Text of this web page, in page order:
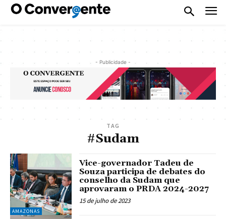
- Publicidade -
TAG
#Sudam
AMAZONAS
Vice-governador Tadeu de
Souza participa de debates do
conselho da Sudam que
aprovaram o PRDA 2024-2027
15 de julho de 2023